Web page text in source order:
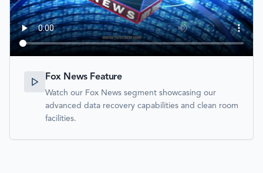
Fox News Feature
Watch our Fox News segment showcasing our
advanced data recovery capabilities and clean room
facilities.